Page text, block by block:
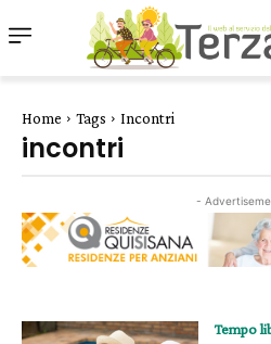
Home Tags Incontri
incontri
-
Tempo